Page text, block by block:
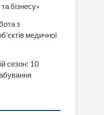
бізнесу»
з
медичної
сезон: 10